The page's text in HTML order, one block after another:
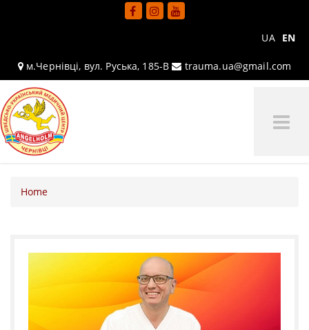
UA EN
м.Чернівці, вул. Руська, 185-В trauma.ua@gmail.com
Home